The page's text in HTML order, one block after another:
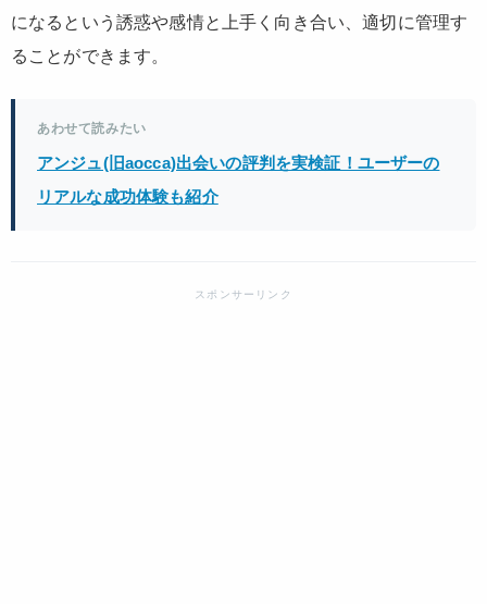
になるという誘惑や感情と上手く向き合い、適切に管理す
ることができます。
あわせて読みたい
アンジュ(旧aocca)出会いの評判を実検証！ユーザーの
リアルな成功体験も紹介